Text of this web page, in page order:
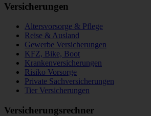
Versicherungen
Altersvorsorge & Pflege
Reise & Ausland
Gewerbe Versicherungen
KFZ, Bike, Boot
Krankenversicherungen
Risiko Vorsorge
Private Sachversicherungen
Tier Versicherungen
Versicherungsrechner